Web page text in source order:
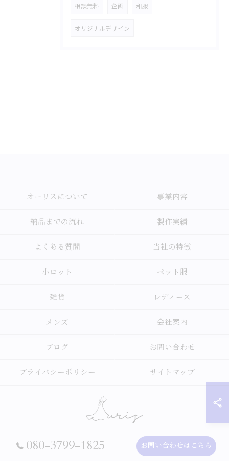
相談無料 企画 和服
オリジナルデザイン
080-3799-1825 お問い合わせはこちら
オーリスについて 事業内容
納品までの流れ 製作実績
よくある質問 当社の特徴
小ロット ペット服
雑貨 レディース
メンズ 会社案内
ブログ お問い合わせ
プライバシーポリシー サイトマップ
© 2026 アパレルのOEMなら合同会社オーリス ALL RIGHTS RESERVED.